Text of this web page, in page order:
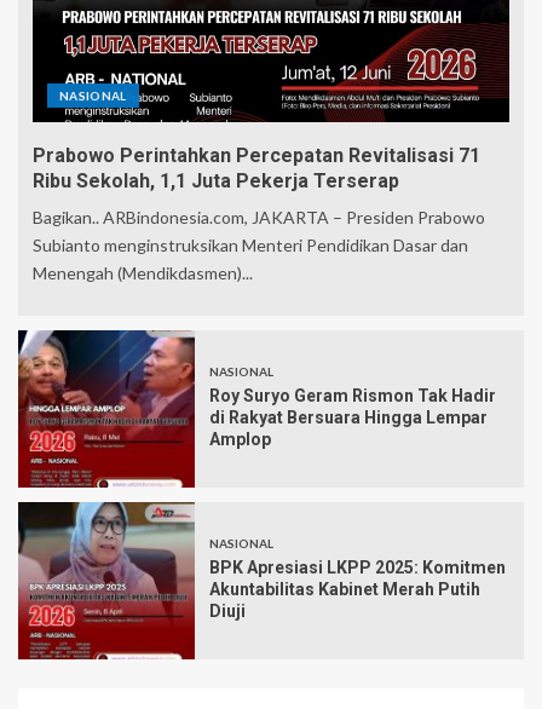
NASIONAL
Prabowo Perintahkan Percepatan Revitalisasi 71
Ribu Sekolah, 1,1 Juta Pekerja Terserap
Bagikan.. ARBindonesia.com, JAKARTA – Presiden Prabowo
Subianto menginstruksikan Menteri Pendidikan Dasar dan
Menengah (Mendikdasmen)...
NASIONAL
Roy Suryo Geram Rismon Tak Hadir
di Rakyat Bersuara Hingga Lempar
Amplop
NASIONAL
BPK Apresiasi LKPP 2025: Komitmen
Akuntabilitas Kabinet Merah Putih
Diuji